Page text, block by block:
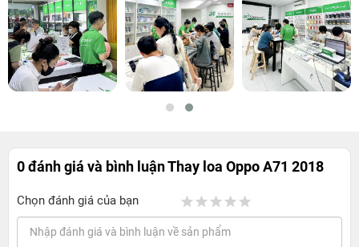
0 đánh giá và bình luậnThay loa Oppo A71 2018
Chọn đánh giá của bạn